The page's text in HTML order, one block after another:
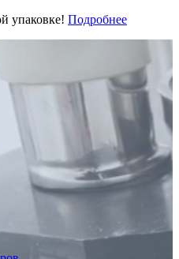
упаковке! Подробнее